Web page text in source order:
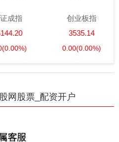
成指
(0.00%)
创业板指
3535.14
0.00(0.00%)
网股票_配资开户